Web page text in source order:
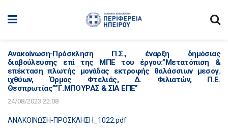
Ανακοίνωση-Πρόσκληση Π.Σ., έναρξη δημόσιας
διαβούλευσης επί της ΜΠΕ του έργου:”Μετατόπιση &
επέκταση πλωτής μονάδας εκτροφής θαλάσσιων μεσογ.
ιχθύων, Όρμος Φτελιάς, Δ. Φιλιατών, Π.Ε.
Θεσπρωτίας””Γ.ΜΠΟΥΡΑΣ & ΣΙΑ ΕΠΕ”
24/08/2023 22:08
ΑΝΑΚΟΙΝΩΣΗ-ΠΡΟΣΚΛΗΣΗ_1022.pdf